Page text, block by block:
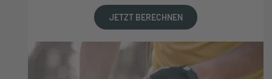
JETZT BERECHNEN